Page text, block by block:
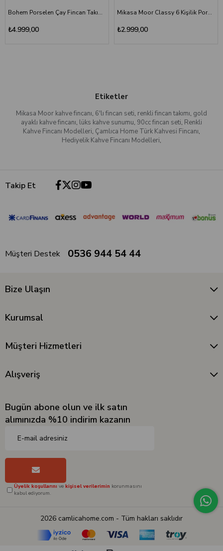
Bohem Porselen Çay Fincan Takımı 6 Kişilik Gül Desenli
₺4.999,00
Mikasa Moor Classy 6 Kişilik Porselen Türk Kahvesi Fincan Takımı
₺2.999,00
Etiketler
Mikasa Moor kahve fincanı, 6'lı fincan seti, renkli fincan takımı, gold
ayaklı kahve fincanı, lüks kahve sunumu, 90cc fincan seti, Renkli
Kahve Fincanı Modelleri, Çamlıca Home Türk Kahvesi Fincanı,
Hediyelik Kahve Fincanı Modelleri,
Takip Et
Müşteri Destek 0536 944 54 44
Bize Ulaşın
Kurumsal
Müşteri Hizmetleri
Alışveriş
Bugün abone olun ve ilk satın
alımınızda %10 indirim kazanın
Üyelik koşullarını ve kişisel verilerimin korunmasını
kabul ediyorum.
2026 camlicahome.com - Tüm hakları saklıdır